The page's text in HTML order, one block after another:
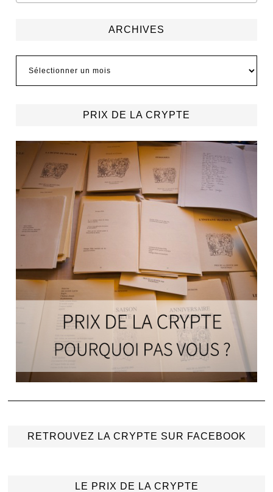
ARCHIVES
PRIX DE LA CRYPTE
RETROUVEZ LA CRYPTE SUR FACEBOOK
LE PRIX DE LA CRYPTE